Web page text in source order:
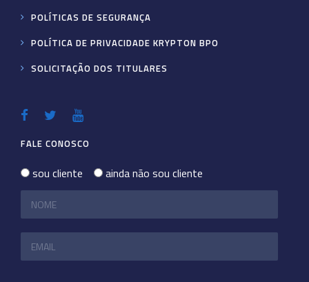
POLÍTICAS DE SEGURANÇA
POLÍTICA DE PRIVACIDADE KRYPTON BPO
SOLICITAÇÃO DOS TITULARES
FALE CONOSCO
sou cliente ainda não sou cliente